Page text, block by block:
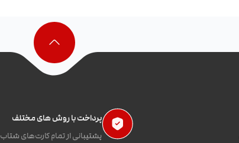
پرداخت با روش های مختلف
پشتیبانی از تمام کارت‌های شتاب